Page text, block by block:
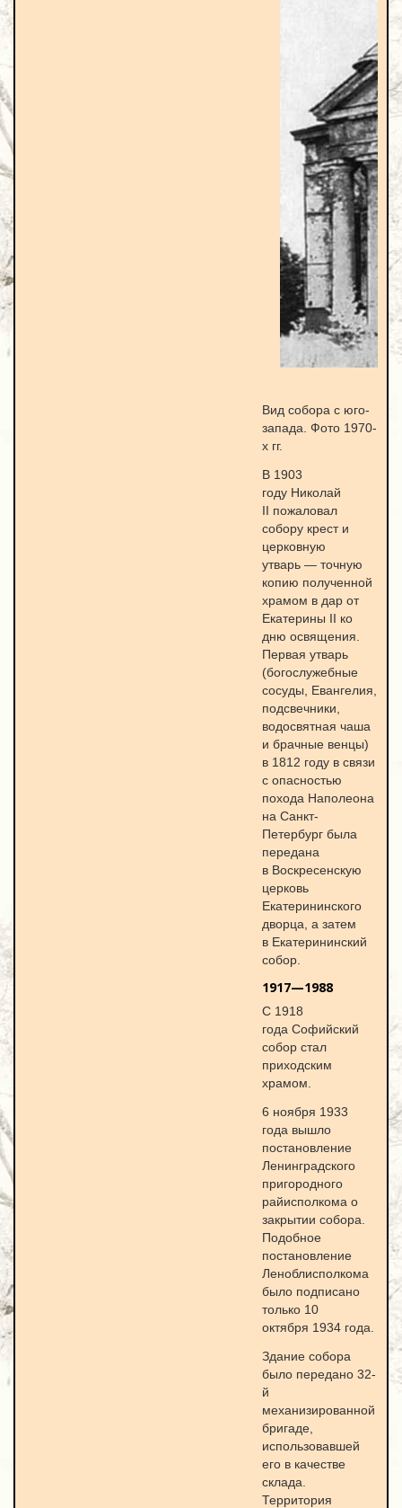
Вид собора с юго-
запада. Фото 1970-
х гг.
В 1903
году Николай
II пожаловал
собору крест и
церковную
утварь — точную
копию полученной
храмом в дар от
Екатерины II ко
дню освящения.
Первая утварь
(богослужебные
сосуды, Евангелия,
подсвечники,
водосвятная чаша
и брачные венцы)
в 1812 году в связи
с опасностью
похода Наполеона
на Санкт-
Петербург была
передана
в Воскресенскую
церковь
Екатерининского
дворца, а затем
в Екатерининский
собор.
1917—1988
С 1918
года Софийский
собор стал
приходским
храмом.
6 ноября 1933
года вышло
постановление
Ленинградского
пригородного
райисполкома о
закрытии собора.
Подобное
постановление
Леноблисполкома
было подписано
только 10
октября 1934 года.
Здание собора
было передано 32-
й
механизированной
бригаде,
использовавшей
его в качестве
склада.
Территория